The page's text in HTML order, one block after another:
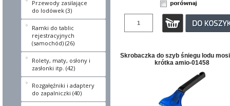
Przewody zasilające
do lodówek (3)
Ramki do tablic
rejestracyjnych
(samochód) (26)
Rolety, maty, osłony i
zasłonki itp. (42)
Rozgałęźniki i adaptery
do zapalniczki (40)
Skrobaczka do szyb śniegu lodu
krótka amio-01458